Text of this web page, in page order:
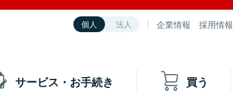
個人 法人 企業情報 採用情報
サービス・お手続き 買う